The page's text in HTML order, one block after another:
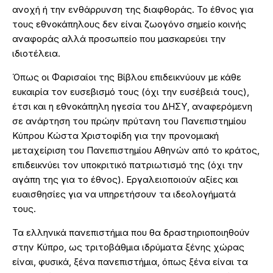
ανοχή ή την ενθάρρυνση της διαφθοράς. Το έθνος για
τους εθνοκάπηλους δεν είναι ζωογόνο σημείο κοινής
αναφοράς αλλά προσωπείο που μασκαρεύει την
ιδιοτέλεια.
Όπως οι Φαρισαίοι της Βίβλου επιδεικνύουν με κάθε
ευκαιρία τον ευσεβισμό τους (όχι την ευσέβειά τους),
έτσι και η εθνοκάπηλη ηγεσία του ΔΗΣΥ, αναφερόμενη
σε ανάρτηση του πρώην πρύτανη του Πανεπιστημίου
Κύπρου Κώστα Χριστοφίδη για την προνομιακή
μεταχείριση του Πανεπιστημίου Αθηνών από το κράτος,
επιδεικνύει τον υποκριτικό πατριωτισμό της (όχι την
αγάπη της για το έθνος). Εργαλειοποιούν αξίες και
ευαισθησίες για να υπηρετήσουν τα ιδεολογήματά
τους.
Τα ελληνικά πανεπιστήμια που θα δραστηριοποιηθούν
στην Κύπρο, ως τριτοβάθμια ιδρύματα ξένης χώρας
είναι, φυσικά, ξένα πανεπιστήμια, όπως ξένα είναι τα